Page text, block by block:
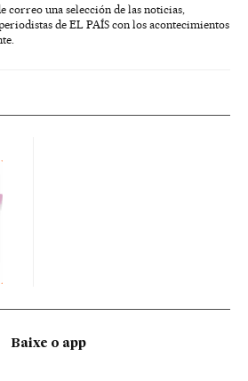
correo una selección de las noticias,
de EL PAÍS con los acontecimientos
Baixe o app